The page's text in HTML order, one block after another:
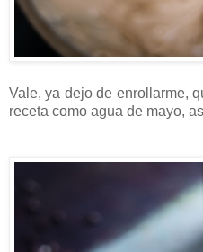
Vale, ya dejo de enrollarme,
receta como agua de mayo,